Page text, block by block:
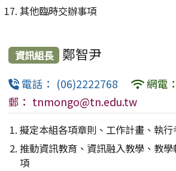
其他臨時交辦事項
資訊組長 鄭智尹
電話： (06)2222768 網電
郵： tnmongo@tn.edu.tw
擬定本組各項章則、工作計畫、執
推動資訊教育、資訊融入教學、教
項